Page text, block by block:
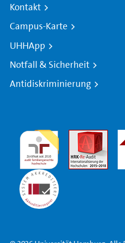
Kontakt
Campus-Karte
UHHApp
Notfall & Sicherheit
Antidiskriminierung